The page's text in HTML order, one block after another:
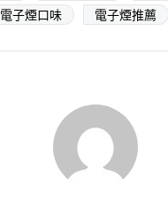
電子煙口味 電子煙推薦